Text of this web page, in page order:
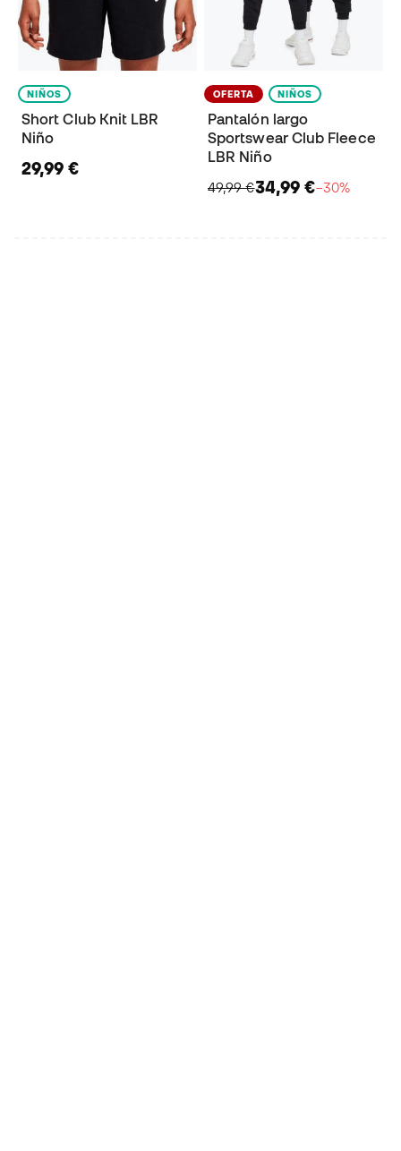
NIÑOS
Short Club Knit LBR
Niño
29,99 €
OFERTA NIÑOS
Pantalón largo
Sportswear Club Fleece
LBR Niño
49,99 €34,99 €−30%